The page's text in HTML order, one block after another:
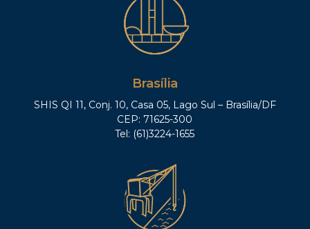
Brasília
SHIS QI 11, Conj. 10, Casa 05, Lago Sul – Brasília/DF
CEP: 71625-300
Tel: (61)3224-1655